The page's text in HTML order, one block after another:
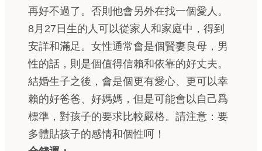
再好不過了。否則他會另外在找一個愛人。
8月27日生的人可以從家人和家庭中，得到
安詳和滿足。女性通常會是個賢妻良母，男
性的話，則是個值得信賴和依靠的好丈夫。
結婚生子之後，會是個更有愛心、更可以幸
賴的好爸爸、好媽媽，但是可能會以自己爲
標準，對孩子的要求比較嚴格。請注意：要
多體貼孩子的感情和個性呵！